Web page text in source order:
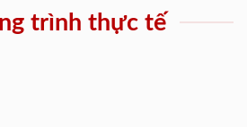
trình thực tế